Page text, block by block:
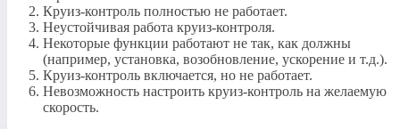
Круиз-контроль полностью не работает.
Неустойчивая работа круиз-контроля.
Некоторые функции работают не так, как должны
(например, установка, возобновление, ускорение и т.д.).
Круиз-контроль включается, но не работает.
Невозможность настроить круиз-контроль на желаемую
скорость.